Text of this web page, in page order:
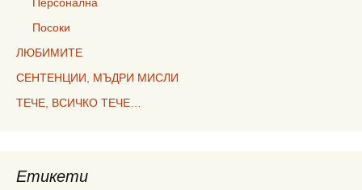
Посоки
ЛЮБИМИТЕ
СЕНТЕНЦИИ, МЪДРИ МИСЛИ
ТЕЧЕ, ВСИЧКО ТЕЧЕ…
Етикети